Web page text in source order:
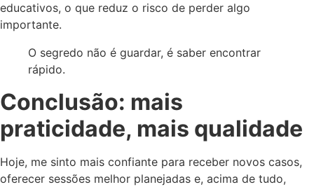
educativos, o que reduz o risco de perder algo
importante.
O segredo não é guardar, é saber encontrar
rápido.
Conclusão: mais
praticidade, mais qualidade
Hoje, me sinto mais confiante para receber novos casos,
oferecer sessões melhor planejadas e, acima de tudo,